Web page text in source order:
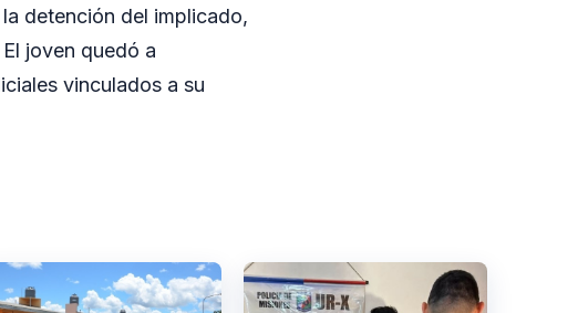
detención del implicado,
joven quedó a
vinculados a su